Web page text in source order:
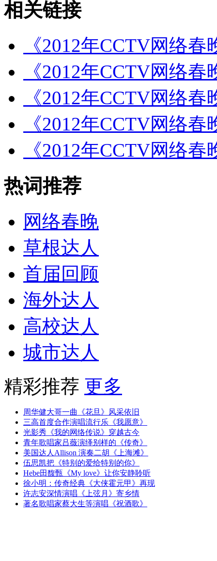
相关链接
《2012年CCTV网络
《2012年CCTV网络
《2012年CCTV网络
《2012年CCTV网络
《2012年CCTV网络
热词推荐
网络春晚
草根达人
首届回顾
海外达人
高校达人
城市达人
精彩推荐 更多
周华健大哥一曲《花旦》风采依旧
三高首度合作演唱流行乐《我愿意》
光影秀《我的网络传说》穿越古今
青年歌唱家吕薇演绎别样的《传奇》
美国达人Allison 演奏二胡《上海滩》
伍思凯把《特别的爱给特别的你》
Hebe田馥甄《My love》让你安静聆听
徐小明：传奇经典《大侠霍元甲》再现
许志安深情演唱《上弦月》寄乡情
著名歌唱家蔡大生等演唱《祝酒歌》